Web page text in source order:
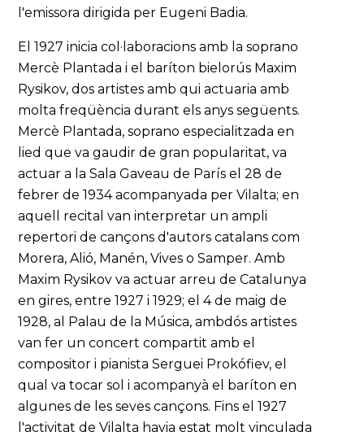
l'emissora dirigida per Eugeni Badia.
El 1927 inicia col·laboracions amb la soprano
Mercè Plantada i el baríton bielorús Maxim
Rysikov, dos artistes amb qui actuaria amb
molta freqüència durant els anys següents.
Mercè Plantada, soprano especialitzada en
lied que va gaudir de gran popularitat, va
actuar a la Sala Gaveau de París el 28 de
febrer de 1934 acompanyada per Vilalta; en
aquell recital van interpretar un ampli
repertori de cançons d'autors catalans com
Morera, Alió, Manén, Vives o Samper. Amb
Maxim Rysikov va actuar arreu de Catalunya
en gires, entre 1927 i 1929; el 4 de maig de
1928, al Palau de la Música, ambdós artistes
van fer un concert compartit amb el
compositor i pianista Serguei Prokófiev, el
qual va tocar sol i acompanyà el baríton en
algunes de les seves cançons. Fins el 1927
l'activitat de Vilalta havia estat molt vinculada